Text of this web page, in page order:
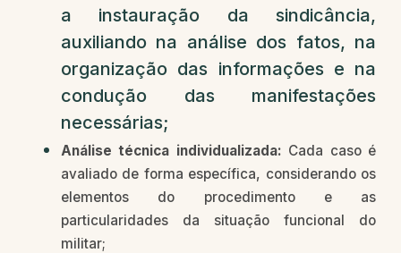
a instauração da sindicância,
auxiliando na análise dos fatos, na
organização das informações e na
condução das manifestações
necessárias;
Análise técnica individualizada: Cada caso é
avaliado de forma específica, considerando os
elementos do procedimento e as
particularidades da situação funcional do
militar;